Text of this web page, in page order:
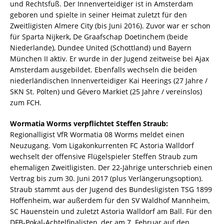
und Rechtsfuß. Der Innenverteidiger ist in Amsterdam
geboren und spielte in seiner Heimat zuletzt für den
Zweitligisten Almere City (bis Juni 2016). Zuvor war er schon
für Sparta Nijkerk, De Graafschap Doetinchem (beide
Niederlande), Dundee United (Schottland) und Bayern
München II aktiv. Er wurde in der Jugend zeitweise bei Ajax
Amsterdam ausgebildet. Ebenfalls wechseln die beiden
niederländischen Innenverteidiger Kai Heerings (27 Jahre /
SKN St. Pölten) und Gévero Markiet (25 Jahre / vereinslos)
zum FCH.
Wormatia Worms verpflichtet Steffen Straub:
Regionalligist VfR Wormatia 08 Worms meldet einen
Neuzugang. Vom Ligakonkurrenten FC Astoria Walldorf
wechselt der offensive Flügelspieler Steffen Straub zum
ehemaligen Zweitligisten. Der 22-Jährige unterschrieb einen
Vertrag bis zum 30. Juni 2017 (plus Verlängerungsoption).
Straub stammt aus der Jugend des Bundesligisten TSG 1899
Hoffenheim, war außerdem für den SV Waldhof Mannheim,
SC Hauenstein und zuletzt Astoria Walldorf am Ball. Für den